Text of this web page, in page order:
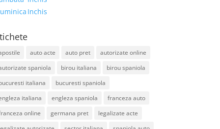
Inchis
auto acte auto pret
autorizate online
spaniola
birou italiana
birou spaniola
italiana
bucuresti spaniola
italiana
engleza spaniola
franceza auto
online
germana pret
legalizate acte